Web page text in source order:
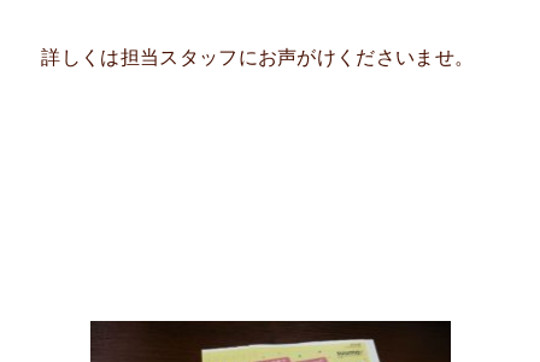
詳しくは担当スタッフにお声がけくださいませ。